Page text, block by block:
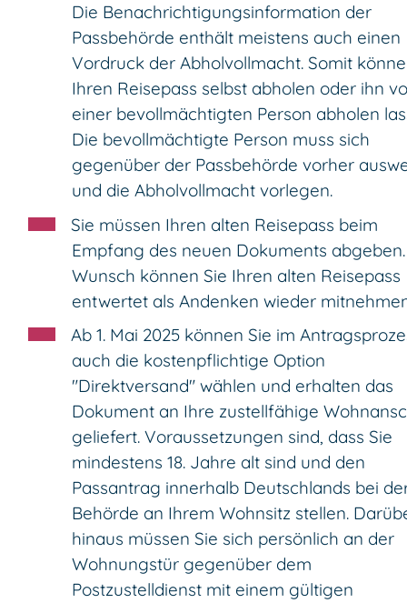
Die Benachrichtigungsinformation der
Passbehörde enthält meistens auch einen
Vordruck der Abholvollmacht. Somit
Ihren Reisepass selbst abholen oder ihn
einer bevollmächtigten Person abholen
Die bevollmächtigte Person muss sich
gegenüber der Passbehörde vorher
und die Abholvollmacht vorlegen.
Sie müssen Ihren alten Reisepass beim
Empfang des neuen Dokuments
Wunsch können Sie Ihren alten Reisepass
entwertet als Andenken wieder
Ab 1. Mai 2025 können Sie im
auch die kostenpflichtige Option
"Direktversand" wählen und erhalten das
Dokument an Ihre zustellfähige
geliefert. Voraussetzungen sind, dass Sie
mindestens 18. Jahre alt sind und den
Passantrag innerhalb Deutschlands bei
Behörde an Ihrem Wohnsitz stellen.
hinaus müssen Sie sich persönlich an der
Wohnungstür gegenüber dem
Postzustelldienst mit einem gültigen